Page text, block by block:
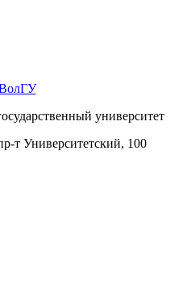
университет
т Университетский, 100